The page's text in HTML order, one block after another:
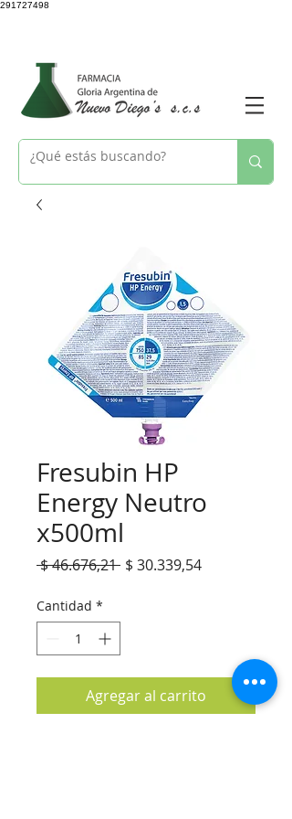
291727498
Fresubin HP
Energy Neutro
x500ml
$ 46.676,21 Precio
$ 30.339,54Precio
Cantidad *
Agregar al carrito